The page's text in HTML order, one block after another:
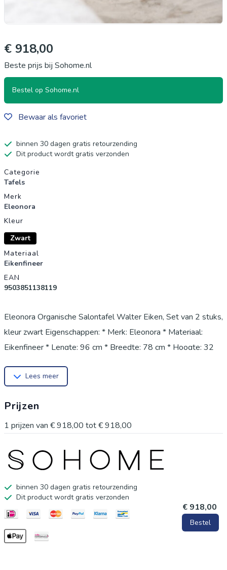
€ 918,00
Beste prijs bij Sohome.nl
Bestel op Sohome.nl
Bewaar als favoriet
binnen 30 dagen gratis retourzending
Dit product wordt gratis verzonden
Productgegevens
Categorie
Tafels
Merk
Eleonora
Kleur
Zwart
Materiaal
Eikenfineer
EAN
9503851138119
Eleonora Organische Salontafel Walter Eiken, Set van 2 stuks,
kleur zwart Eigenschappen: * Merk: Eleonora * Materiaal:
Eikenfineer * Lengte: 96 cm * Breedte: 78 cm * Hoogte: 32
Lees meer
Prijzen
1 prijzen van € 918,00 tot€ 918,00
binnen 30 dagen gratis retourzending
Dit product wordt gratis verzonden
€ 918,00
Bestel